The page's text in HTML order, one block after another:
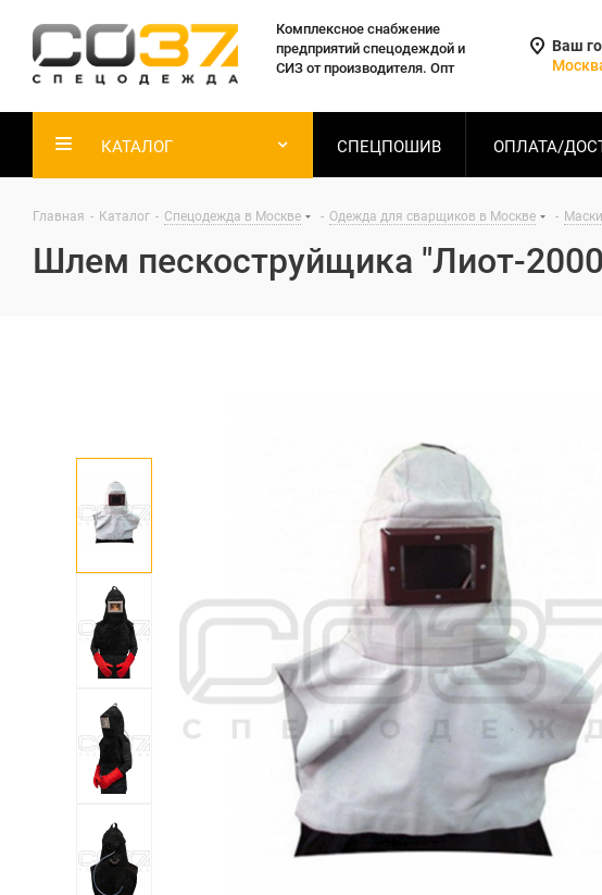
Комплексное снабжение
предприятий спецодеждой и
СИЗ от производителя. Опт
Ваш
КАТАЛОГ СПЕЦПОШИВ ОПЛАТА/
Главная - Каталог - Спецодежда в Москве - Одежда для сварщиков в Москве -
Шлем пескоструйщика "Лиот-